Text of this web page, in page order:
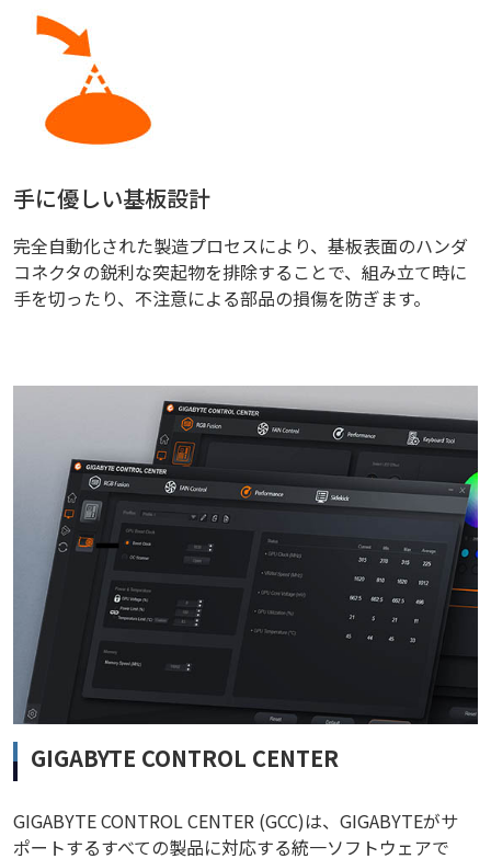
手に優しい基板設計
完全自動化された製造プロセスにより、基板表面のハンダ
コネクタの鋭利な突起物を排除することで、組み立て時に
手を切ったり、不注意による部品の損傷を防ぎます。
GIGABYTE CONTROL CENTER
GIGABYTE CONTROL CENTER (GCC)は、GIGABYTEがサ
ポートするすべての製品に対応する統一ソフトウェアで